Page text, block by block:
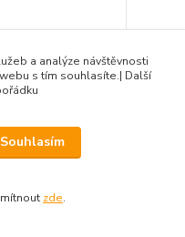
košíku
a analýze návštěvnosti
s tím souhlasíte.| Další
Souhlasím
zde.